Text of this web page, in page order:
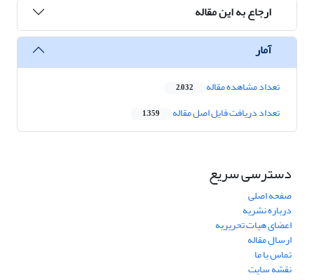
ارجاع به این مقاله
آمار
تعداد مشاهده مقاله 2,032
تعداد دریافت فایل اصل مقاله 1,359
دسترسی سریع
صفحه اصلی
درباره نشریه
اعضای هیات تحریریه
ارسال مقاله
تماس با ما
نقشه سایت